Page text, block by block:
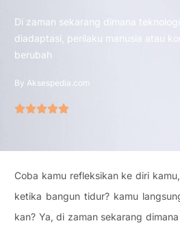
Di zaman sekarang dimana
diadaptasi, perilaku manusia atau
berubah
By Aksespedia.com
Coba kamu refleksikan ke diri
ketika bangun tidur? kamu
kan? Ya, di zaman sekarang